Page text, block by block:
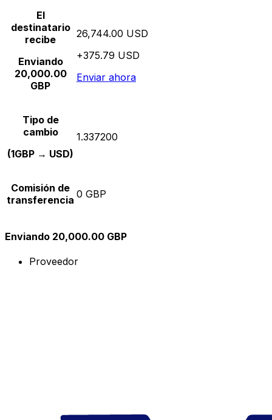
El
destinatario
recibe
Enviando
20,000.00
GBP
26,744.00 USD
+375.79 USD
Enviar ahora
Tipo de
cambio
(1GBP → USD)
1.337200
Comisión de
transferencia 0 GBP
Enviando 20,000.00 GBP
Proveedor